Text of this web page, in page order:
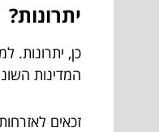
יתרונות?
כן, יתרונות.
המדינות
זכאים